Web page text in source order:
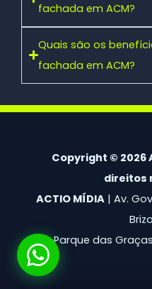
fachada em ACM?
Quais são os
fachada em ACM?
Copyright © 2026
direitos
ACTIO MÍDIA | Av.
Parque das